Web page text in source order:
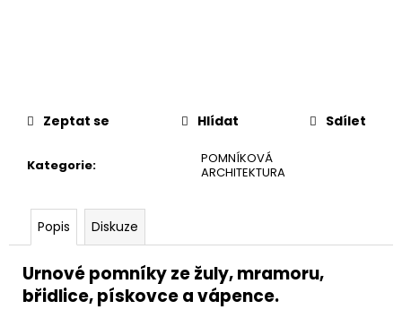
Kategorie:
POMNÍKOVÁ
ARCHITEKTURA
Zeptat se Hlídat Sdílet
Popis Diskuze
Urnové pomníky ze žuly, mramoru,
břidlice, pískovce a vápence.